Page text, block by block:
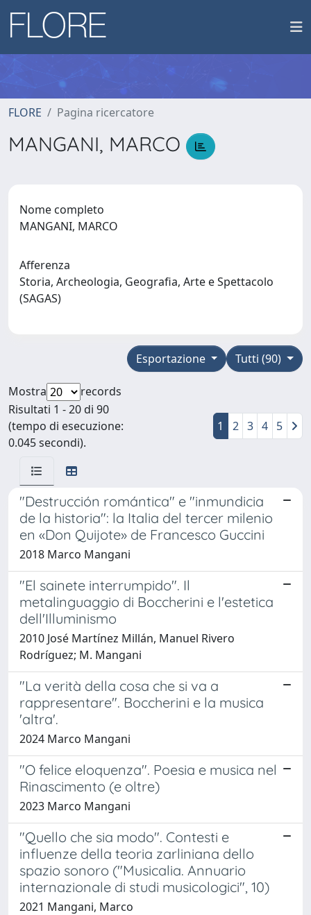
FLORE Pagina ricercatore
MANGANI, MARCO
Nome completo
MANGANI, MARCO
Afferenza
Storia, Archeologia, Geografia, Arte e Spettacolo
(SAGAS)
Tutti (90)
Esportazione
Mostra
records
Risultati 1 - 20 di 90
(tempo di esecuzione:
0.045 secondi).
1 2 3 4 5
"Destrucción romántica" e "inmundicia
de la historia": la Italia del tercer milenio
en «Don Quijote» de Francesco Guccini
2018 Marco Mangani
"El sainete interrumpido". Il
metalinguaggio di Boccherini e l'estetica
dell'Illuminismo
2010 José Martínez Millán, Manuel Rivero
Rodríguez; M. Mangani
"La verità della cosa che si va a
rappresentare". Boccherini e la musica
'altra'.
2024 Marco Mangani
"O felice eloquenza". Poesia e musica nel
Rinascimento (e oltre)
2023 Marco Mangani
"Quello che sia modo". Contesti e
influenze della teoria zarliniana dello
spazio sonoro ("Musicalia. Annuario
internazionale di studi musicologici", 10)
2021 Mangani, Marco